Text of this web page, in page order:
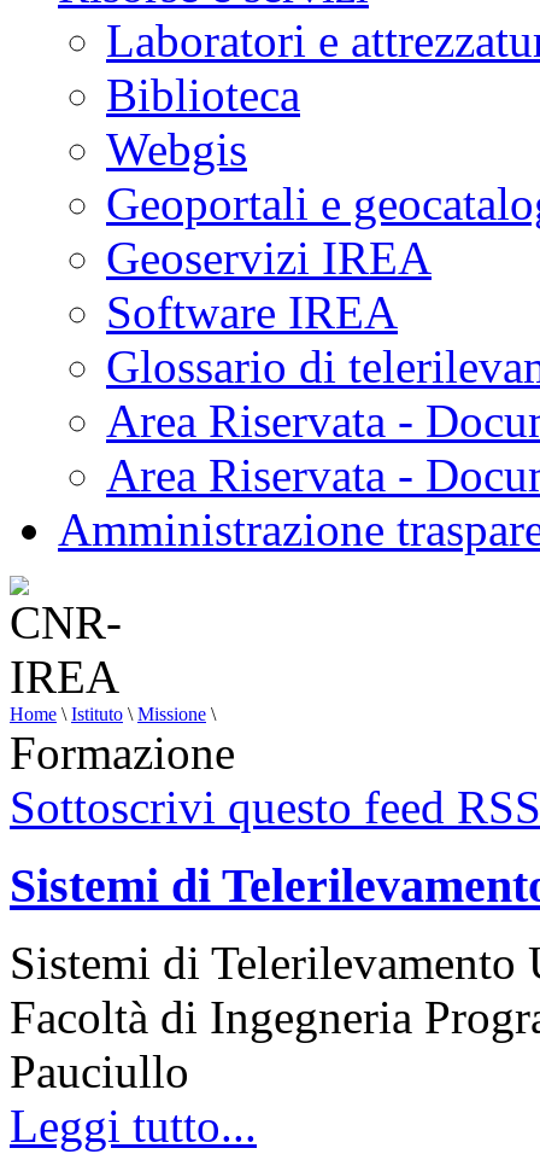
Laboratori e
Biblioteca
Webgis
Geoportali e
Geoservizi IREA
Software IREA
Glossario di
Area Riservata -
Area Riservata -
Amministrazione
Home \ Istituto \ Missione \
Formazione
Sottoscrivi questo feed RSS
Sistemi di
Sistemi di
Facoltà di Ingegneria
Pauciullo
Leggi tutto...